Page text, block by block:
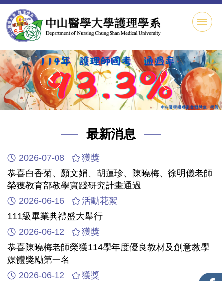
到
主
內
容
區
最新消息
恭喜白香菊、顏文娟、胡蓮珍、陳曉梅、徐明儀老師
榮獲教育部教學實踐研究計畫通過
2026-07-08 獲獎
111級畢業典禮盛大舉行
2026-06-16 活動花絮
恭喜陳曉梅老師榮獲114學年度優良教材及創意教學
媒體獎勵第一名
2026-06-12 獲獎
2026-06-12 獲獎